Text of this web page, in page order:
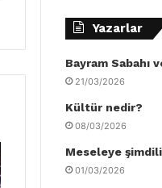
Yazarlar
Bayram Sabahı
21/03/2026
Kültür nedir?
08/03/2026
Meseleye
01/03/2026